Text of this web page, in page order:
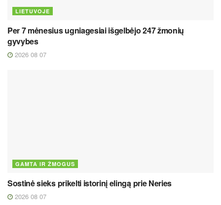
LIETUVOJE
Per 7 mėnesius ugniagesiai išgelbėjo 247 žmonių
gyvybes
2026 08 07
GAMTA IR ŽMOGUS
Sostinė sieks prikelti istorinį elingą prie Neries
2026 08 07